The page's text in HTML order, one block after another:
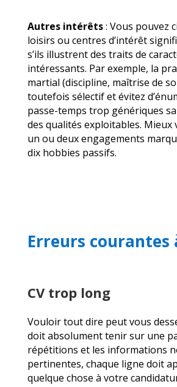
Autres intérêts: Vous pouvez
loisirs ou centres d’intérêt
s’ils illustrent des traits de
intéressants. Par exemple, la
martial (discipline, maîtrise de
toutefois sélectif et évitez
passe-temps trop génériques
des qualités exploitables. Mieux
un ou deux engagements
dix hobbies passifs.
Erreurs courantes
CV trop long
Vouloir tout dire peut vous
doit absolument tenir sur une
répétitions et les informations
pertinentes, chaque ligne doit
quelque chose à votre